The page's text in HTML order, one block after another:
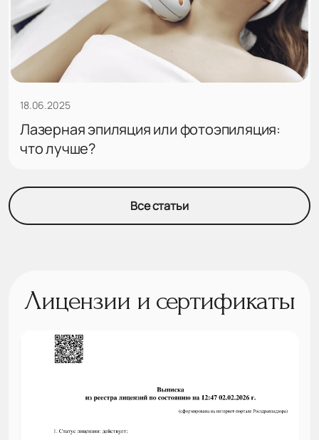
18.06.2025
Лазерная эпиляция или фотоэпиляция:
что лучше?
Все статьи
Лицензии и сертификаты